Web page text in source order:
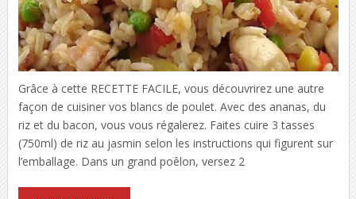
Grâce à cette RECETTE FACILE, vous découvrirez une autre
façon de cuisiner vos blancs de poulet. Avec des ananas, du
riz et du bacon, vous vous régalerez. Faites cuire 3 tasses
(750ml) de riz au jasmin selon les instructions qui figurent sur
l’emballage. Dans un grand poêlon, versez 2